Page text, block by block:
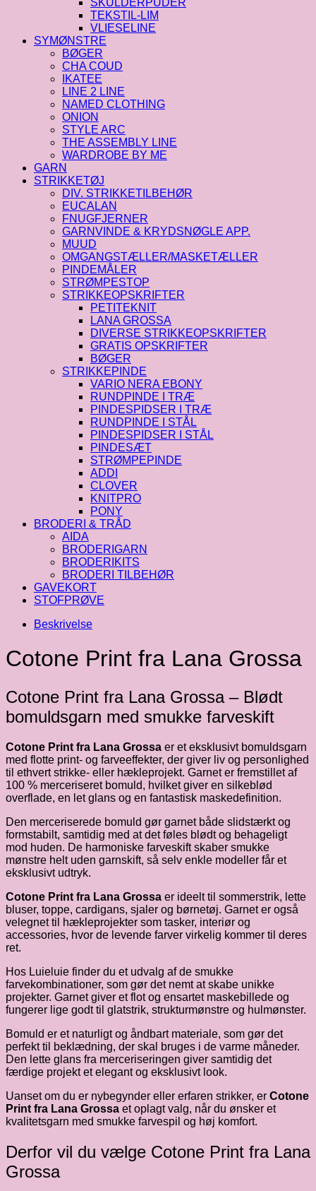
TEKSTIL-LIM
VLIESELINE
SYMØNSTRE
BØGER
CHA COUD
IKATEE
LINE 2 LINE
NAMED CLOTHING
ONION
STYLE ARC
THE ASSEMBLY LINE
WARDROBE BY ME
GARN
STRIKKETØJ
DIV. STRIKKETILBEHØR
EUCALAN
FNUGFJERNER
GARNVINDE & KRYDSNØGLE APP.
MUUD
OMGANGSTÆLLER/MASKETÆLLER
PINDEMÅLER
STRØMPESTOP
STRIKKEOPSKRIFTER
PETITEKNIT
LANA GROSSA
DIVERSE STRIKKEOPSKRIFTER
GRATIS OPSKRIFTER
BØGER
STRIKKEPINDE
VARIO NERA EBONY
RUNDPINDE I TRÆ
PINDESPIDSER I TRÆ
RUNDPINDE I STÅL
PINDESPIDSER I STÅL
PINDESÆT
STRØMPEPINDE
ADDI
CLOVER
KNITPRO
PONY
BRODERI & TRÅD
AIDA
BRODERIGARN
BRODERIKITS
BRODERI TILBEHØR
GAVEKORT
STOFPRØVE
Beskrivelse
Cotone Print fra Lana Grossa
Cotone Print fra Lana Grossa – Blødt
bomuldsgarn med smukke farveskift
Cotone Print fra Lana Grossa er et eksklusivt bomuldsgarn
med flotte print- og farveeffekter, der giver liv og personlighed
til ethvert strikke- eller hækleprojekt. Garnet er fremstillet af
100 % merceriseret bomuld, hvilket giver en silkeblød
overflade, en let glans og en fantastisk maskedefinition.
Den merceriserede bomuld gør garnet både slidstærkt og
formstabilt, samtidig med at det føles blødt og behageligt
mod huden. De harmoniske farveskift skaber smukke
mønstre helt uden garnskift, så selv enkle modeller får et
eksklusivt udtryk.
Cotone Print fra Lana Grossa er ideelt til sommerstrik, lette
bluser, toppe, cardigans, sjaler og børnetøj. Garnet er også
velegnet til hækleprojekter som tasker, interiør og
accessories, hvor de levende farver virkelig kommer til deres
ret.
Hos Luieluie finder du et udvalg af de smukke
farvekombinationer, som gør det nemt at skabe unikke
projekter. Garnet giver et flot og ensartet maskebillede og
fungerer lige godt til glatstrik, strukturmønstre og hulmønster.
Bomuld er et naturligt og åndbart materiale, som gør det
perfekt til beklædning, der skal bruges i de varme måneder.
Den lette glans fra merceriseringen giver samtidig det
færdige projekt et elegant og eksklusivt look.
Uanset om du er nybegynder eller erfaren strikker, er Cotone
Print fra Lana Grossa et oplagt valg, når du ønsker et
kvalitetsgarn med smukke farvespil og høj komfort.
Derfor vil du vælge Cotone Print fra Lana
Grossa